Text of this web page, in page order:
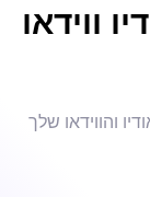
ווידאו
והווידאו שלך